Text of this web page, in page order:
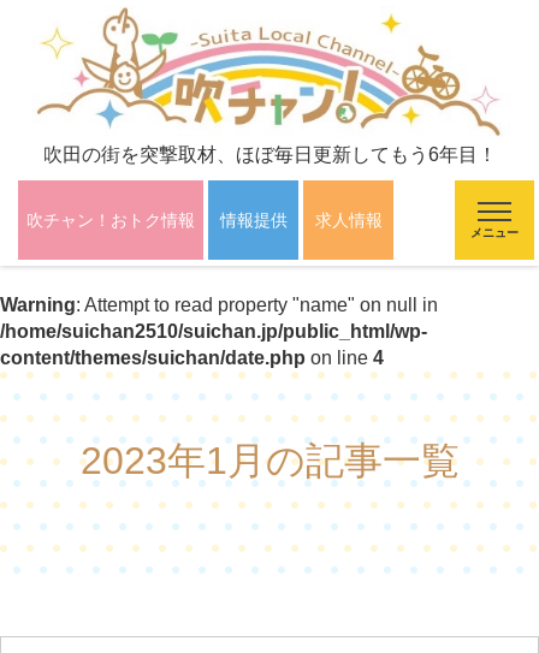
吹田の街を突撃取材、ほぼ毎日更新してもう6年目！
吹チャン！おトク情報 情報提供 求人情報
メニュー
Warning: Attempt to read property "name" on null in
/home/suichan2510/suichan.jp/public_html/wp-
content/themes/suichan/date.php on line 4
2023年1月の記事一覧